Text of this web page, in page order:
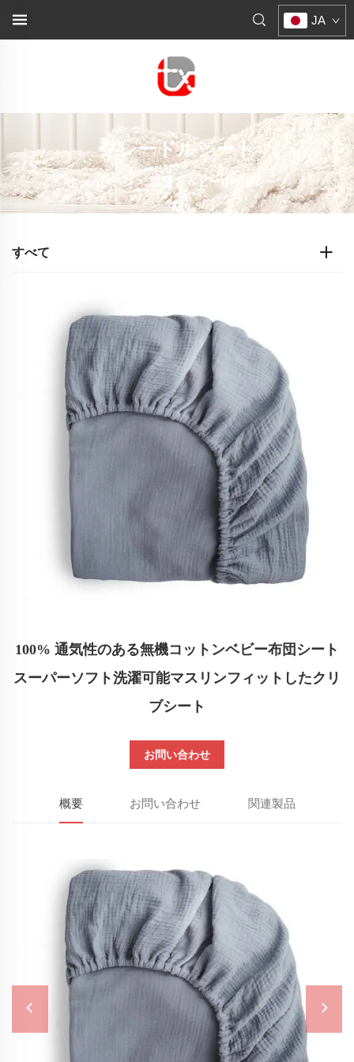
JA
クレードルシート
ホームページ>製品 > ベビーベッドシーツ
すべて
100% 通気性のある無機コットンベビー布団シート
スーパーソフト洗濯可能マスリンフィットしたクリ
ブシート
お問い合わせ
概要 お問い合わせ 関連製品